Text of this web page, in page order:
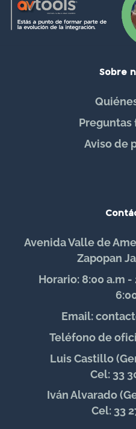
Sobre
Aviso de
Avenida Valle de
Zapopan
Horario: 8:00 a.m
Email:
Teléfono de
Luis Castillo
Cel: 33
Iván Alvarado
Cel: 33